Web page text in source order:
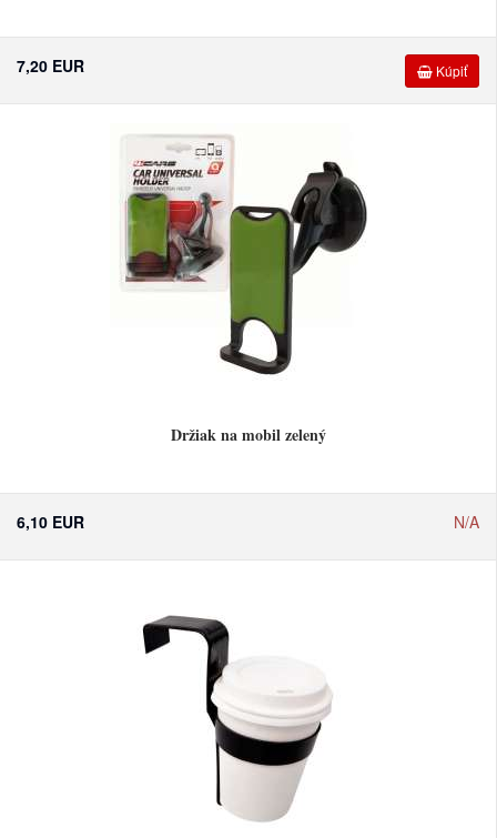
Kúpiť
7,20 EUR
Držiak na mobil zelený
N/A
6,10 EUR